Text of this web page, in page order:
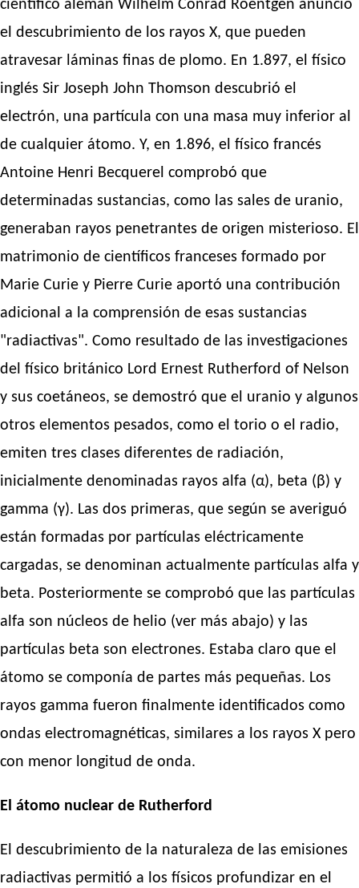
científico alemán Wilhelm Conrad Roentgen anunció
el descubrimiento de los rayos X, que pueden
atravesar láminas finas de plomo. En 1.897, el físico
inglés Sir Joseph John Thomson descubrió el
electrón, una partícula con una masa muy inferior al
de cualquier átomo. Y, en 1.896, el físico francés
Antoine Henri Becquerel comprobó que
determinadas sustancias, como las sales de uranio,
generaban rayos penetrantes de origen misterioso. El
matrimonio de científicos franceses formado por
Marie Curie y Pierre Curie aportó una contribución
adicional a la comprensión de esas sustancias
"radiactivas". Como resultado de las investigaciones
del físico británico Lord Ernest Rutherford of Nelson
y sus coetáneos, se demostró que el uranio y algunos
otros elementos pesados, como el torio o el radio,
emiten tres clases diferentes de radiación,
inicialmente denominadas rayos alfa (α), beta (β) y
gamma (γ). Las dos primeras, que según se averiguó
están formadas por partículas eléctricamente
cargadas, se denominan actualmente partículas alfa y
beta. Posteriormente se comprobó que las partículas
alfa son núcleos de helio (ver más abajo) y las
partículas beta son electrones. Estaba claro que el
átomo se componía de partes más pequeñas. Los
rayos gamma fueron finalmente identificados como
ondas electromagnéticas, similares a los rayos X pero
con menor longitud de onda.
El átomo nuclear de Rutherford
El descubrimiento de la naturaleza de las emisiones
radiactivas permitió a los físicos profundizar en el